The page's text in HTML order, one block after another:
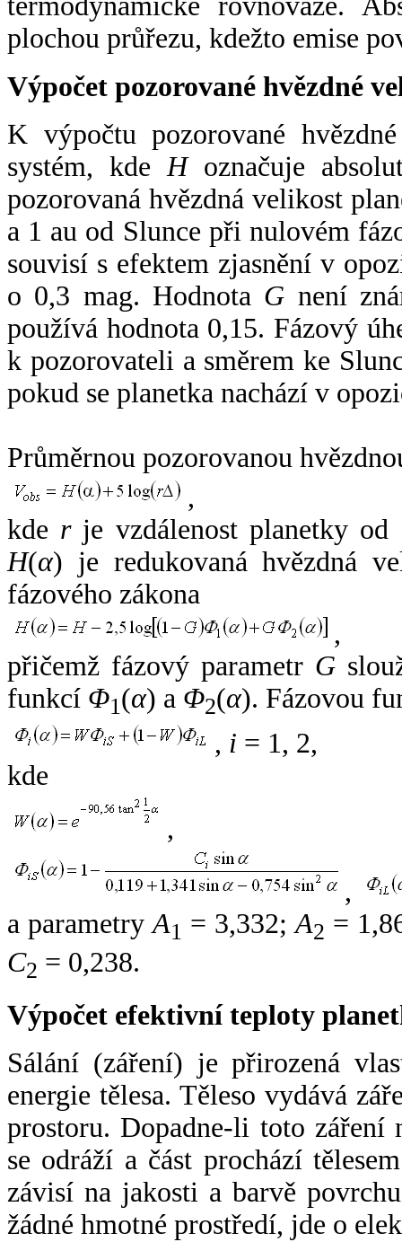
plochou průřezu, kdežto emise
Výpočet pozorované hvězdné
K výpočtu pozorované
systém, kde Hoznačuje
pozorovaná hvězdná velikost
a 1 au od Slunce při nulovém
souvisí s efektem zjasnění v
o 0,3 mag. Hodnota G není
používá hodnota 0,15. Fázový
k pozorovateli a směrem ke
pokud se planetka nachází v
Průměrnou pozorovanou
,
kde rje vzdálenost planetky od
H(α) je redukovaná hvězdná
fázového zákona
,
přičemž fázový parametr G
funkcí Φ1(α) a Φ2(α). Fázovou
, i = 1, 2,
kde
,
,
a parametryA1 = 3,332;A2 =
C2 = 0,238.
Výpočet efektivní teploty
Sálání (záření) je přirozená
energie tělesa. Těleso vydává
prostoru. Dopadne-li toto záření
se odráží a část prochází
závisí na jakosti a barvě
žádné hmotné prostředí, jde o